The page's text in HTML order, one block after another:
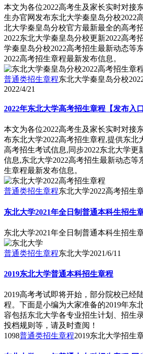
本文为各位2022高考生及家长实时对接
生办官网发布东北大学秦皇岛分校2022
北大学秦皇岛分校官方最新最全的高考
2022东北大学秦皇岛分校更新2022高考
学秦皇岛分校2022高考招生最新动态等
2022高考招生章程最新发布信息。
普通类招生章程东北大学秦皇岛分校
2022/4/21
2022年东北大学高考招生章程【发布入口
本文为各位2022高考生及家长实时对接
布东北大学2022高考招生章程,提供东北
高考招生考试信息,同步2022东北大学更
信息,东北大学2022高考招生最新动态等
生章程最新发布信息。
普通类招生章程东北大学2022高考招生
东北大学2021年全日制普通本科生招生
东北大学2021年全日制普通本科生招生
普通类招生章程东北大学2021/6/11
2019东北大学普通本科招生章程
2019高考考试即将开始，部分院校已经
程。下面是小编为大家准备的2019年东
容包括东北大学各专业招生计划、招生
投档规则等，请及时查阅！
1098普通类招生章程2019东北大学招生